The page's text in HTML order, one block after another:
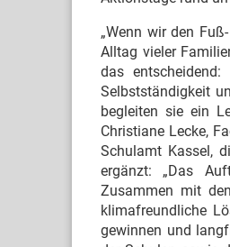
„Wenn wir den
Alltag vieler
das
Selbstständigkeit
begleiten sie ein
Christiane Lecke,
Schulamt Kassel,
ergänzt: „Das
Zusammen mit
klimafreundliche
gewinnen und